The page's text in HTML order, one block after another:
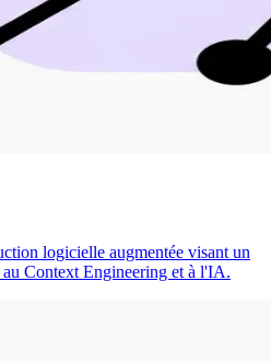
logicielle augmentée visant un
Context Engineering et à l'IA.